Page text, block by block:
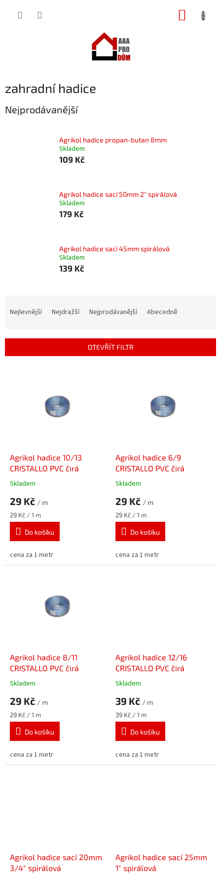
zahradní hadice
Nejprodávanější
Agrikol hadice propan-butan 8mm
Skladem
109 Kč
Agrikol hadice sací 50mm 2" spirálová
Skladem
179 Kč
Agrikol hadice sací 45mm spirálová
Skladem
139 Kč
í
Nejlevnější Nejdražší Nejprodávanější Abecedně
OTEVŘÍT FILTR
Agrikol hadice 10/13
CRISTALLO PVC čirá
Skladem
29 Kč / m
Měrná
cena:
29 Kč / 1 m
Do košíku
cena za 1 metr
Agrikol hadice 6/9
CRISTALLO PVC čirá
Skladem
29 Kč / m
Měrná
cena:
29 Kč / 1 m
Do košíku
cena za 1 metr
Agrikol hadice 8/11
CRISTALLO PVC čirá
Skladem
29 Kč / m
Měrná
cena:
29 Kč / 1 m
Do košíku
cena za 1 metr
Agrikol hadice 12/16
CRISTALLO PVC čirá
Skladem
39 Kč / m
Měrná
cena:
39 Kč / 1 m
Do košíku
cena za 1 metr
Agrikol hadice sací 20mm
3/4" spirálová
Agrikol hadice sací 25mm
1" spirálová